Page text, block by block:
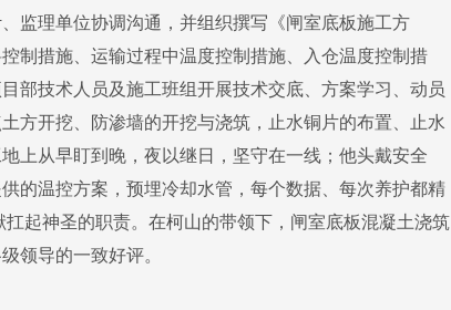
监理单位协调沟通，并组织撰写《闸室底板施工方
制措施、运输过程中温度控制措施、入仓温度控制措
部技术人员及施工班组开展技术交底、方案学习、动员
方开挖、防渗墙的开挖与浇筑，止水铜片的布置、止水
上从早盯到晚，夜以继日，坚守在一线；他头戴安全
的温控方案，预埋冷却水管，每个数据、每次养护都精
起神圣的职责。在柯山的带领下，闸室底板混凝土浇筑
领导的一致好评。